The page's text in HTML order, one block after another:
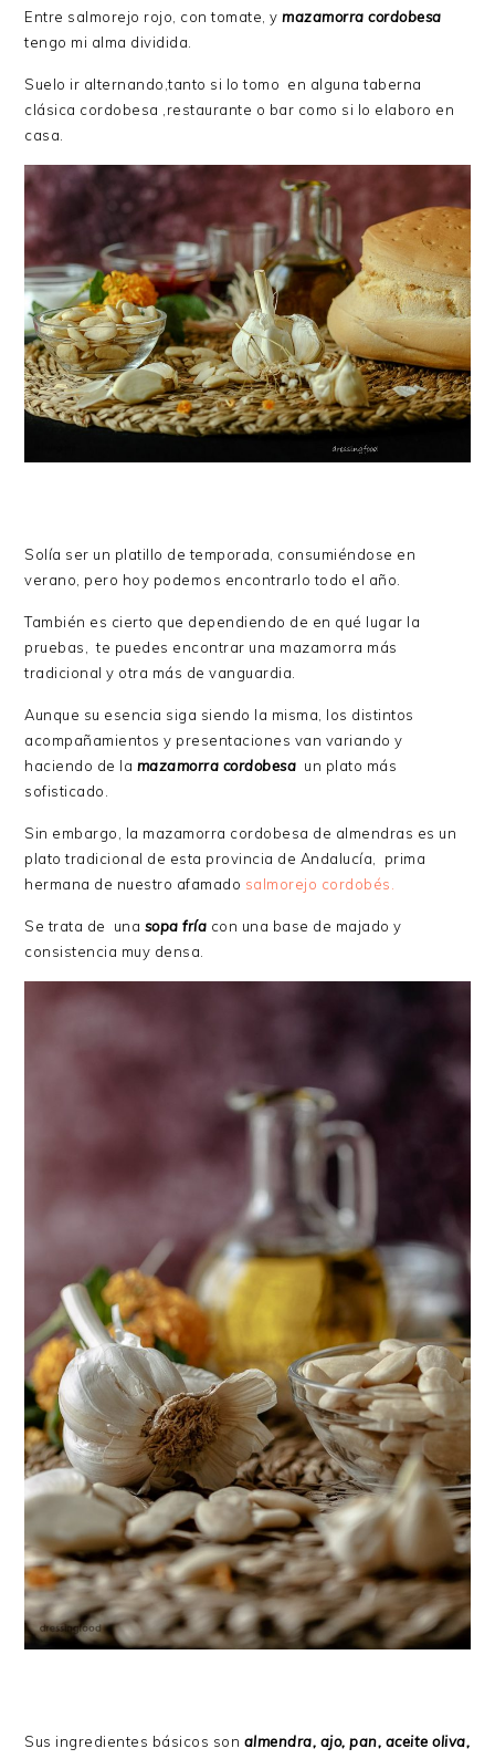
Entre salmorejo rojo, con tomate, ymazamorra cordobesa
tengo mi alma dividida.
Suelo ir alternando,tanto si lo tomo en alguna taberna
clásica cordobesa ,restaurante o bar como si lo elaboro en
casa.
Solía ser un platillo de temporada, consumiéndose en
verano, pero hoy podemos encontrarlo todo el año.
También es cierto que dependiendo de en qué lugar la
pruebas, te puedes encontrar una mazamorra más
tradicional y otra más de vanguardia.
Aunque su esencia siga siendo la misma, los distintos
acompañamientos y presentaciones van variando y
haciendo de la mazamorra cordobesa un plato más
sofisticado.
Sin embargo, la mazamorra cordobesa de almendras es un
plato tradicional de esta provincia de Andalucía, prima
hermana de nuestro afamado salmorejo cordobés.
Se trata de una sopa fría con una base de majado y
consistencia muy densa.
Sus ingredientes básicos son almendra, ajo, pan, aceite oliva,